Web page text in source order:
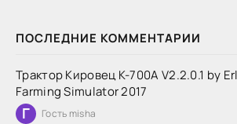
ПОСЛЕДНИЕ КОММЕНТАРИИ
Трактор Кировец К-700А V2.2.0.1 by
Farming Simulator 2017
Г Гость misha